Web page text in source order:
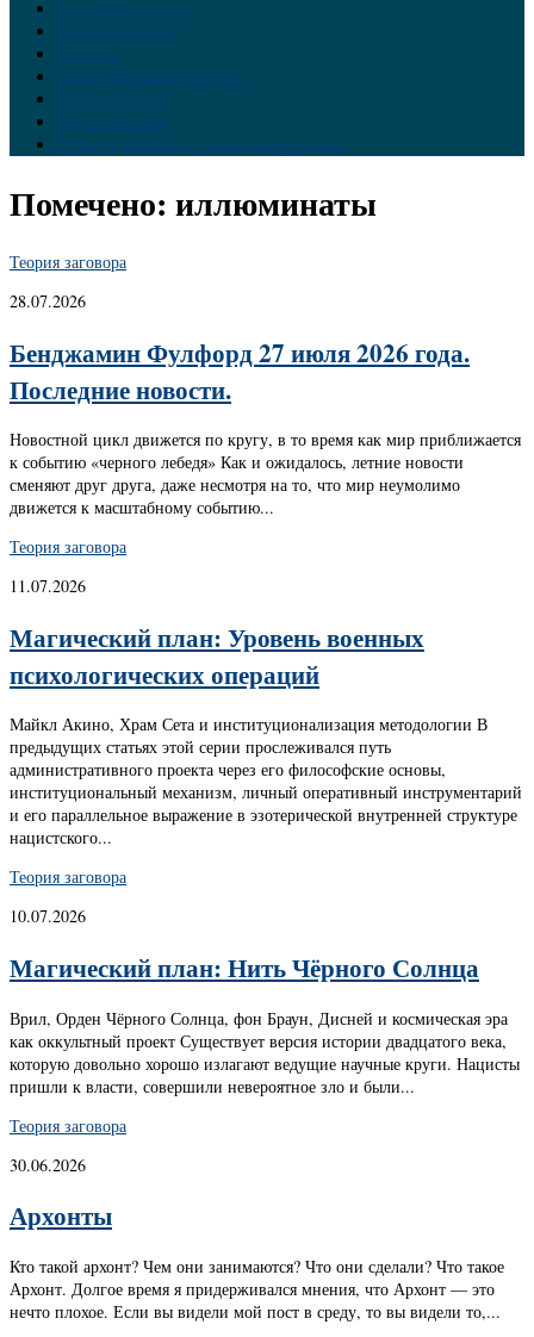
Российские элиты
Теория заговора
Украина
Новый Мировой Порядок
Тайны истории
Обратная связь
Правила комментирования материалов
Помечено: иллюминаты
Теория заговора
28.07.2026
Бенджамин Фулфорд 27 июля 2026 года.
Последние новости.
Новостной цикл движется по кругу, в то время как мир приближается
к событию «черного лебедя» Как и ожидалось, летние новости
сменяют друг друга, даже несмотря на то, что мир неумолимо
движется к масштабному событию...
Теория заговора
11.07.2026
Магический план: Уровень военных
психологических операций
Майкл Акино, Храм Сета и институционализация методологии В
предыдущих статьях этой серии прослеживался путь
административного проекта через его философские основы,
институциональный механизм, личный оперативный инструментарий
и его параллельное выражение в эзотерической внутренней структуре
нацистского...
Теория заговора
10.07.2026
Магический план: Нить Чёрного Солнца
Врил, Орден Чёрного Солнца, фон Браун, Дисней и космическая эра
как оккультный проект Существует версия истории двадцатого века,
которую довольно хорошо излагают ведущие научные круги. Нацисты
пришли к власти, совершили невероятное зло и были...
Теория заговора
30.06.2026
Архонты
Кто такой архонт? Чем они занимаются? Что они сделали? Что такое
Архонт. Долгое время я придерживался мнения, что Архонт — это
нечто плохое. Если вы видели мой пост в среду, то вы видели то,...